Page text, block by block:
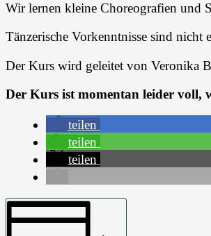
Wir lernen kleine Choreografien und
Tänzerische Vorkenntnisse sind nicht
Der Kurs wird geleitet von Veronika
Der Kurs ist momentan leider voll,
teilen
teilen
teilen